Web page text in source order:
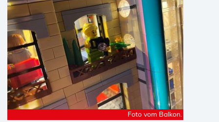
Foto vom Balkon.